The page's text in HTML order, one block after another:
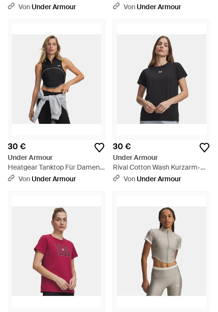
Zip Für Damen Ultimate
VonUnder Armour
Oberteil Für Damen Summit
VonUnder Armour
30 €
Under Armour
Heatgear Tanktop Für Damen
Weiß - Schwarz
VonUnder Armour
30 €
Under Armour
Rival Cotton Wash Kurzarm-
Oberteil Für Damen Weiß -
VonUnder Armour